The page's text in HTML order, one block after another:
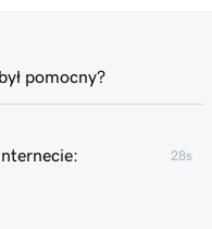
28s
pomocny?